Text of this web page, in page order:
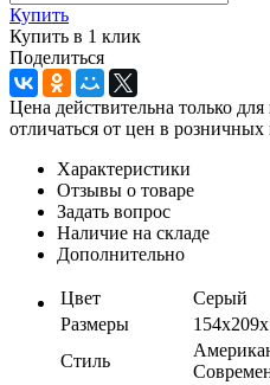
Купить
Купить в 1 клик
Поделиться
Цена действительна только
отличаться от цен в розничных
Характеристики
Отзывы о товаре
Задать вопрос
Наличие на складе
Дополнительно
Цвет
Серый
Размеры
Стиль